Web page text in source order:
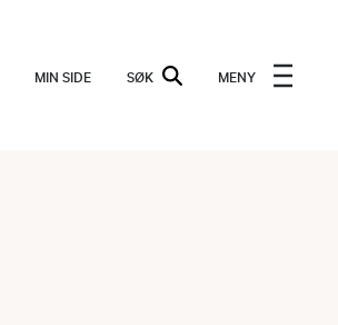
MIN SIDE SØK MENY